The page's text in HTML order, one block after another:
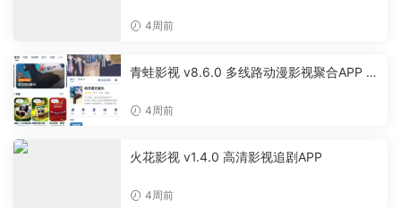
4周前
青蛙影视 v8.6.0 多线路动漫影视聚合APP 免
4周前
火花影视 v1.4.0 高清影视追剧APP
4周前